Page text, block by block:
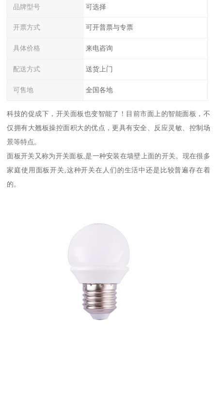
品牌型号 可选择
开票方式 可开普票与专票
具体价格 来电咨询
配送方式 送货上门
可售地 全国各地
科技的促成下，开关面板也变智能了！目前市面上的智能面板，不
仅拥有大翘板操控面积大的优点，更具有安全、反应灵敏、控制场
景等特点。
面板开关又称为开关面板,是一种安装在墙壁上面的开关。现在很多
家庭使用面板开关,这种开关在人们的生活中还是比较普遍存在着
的。